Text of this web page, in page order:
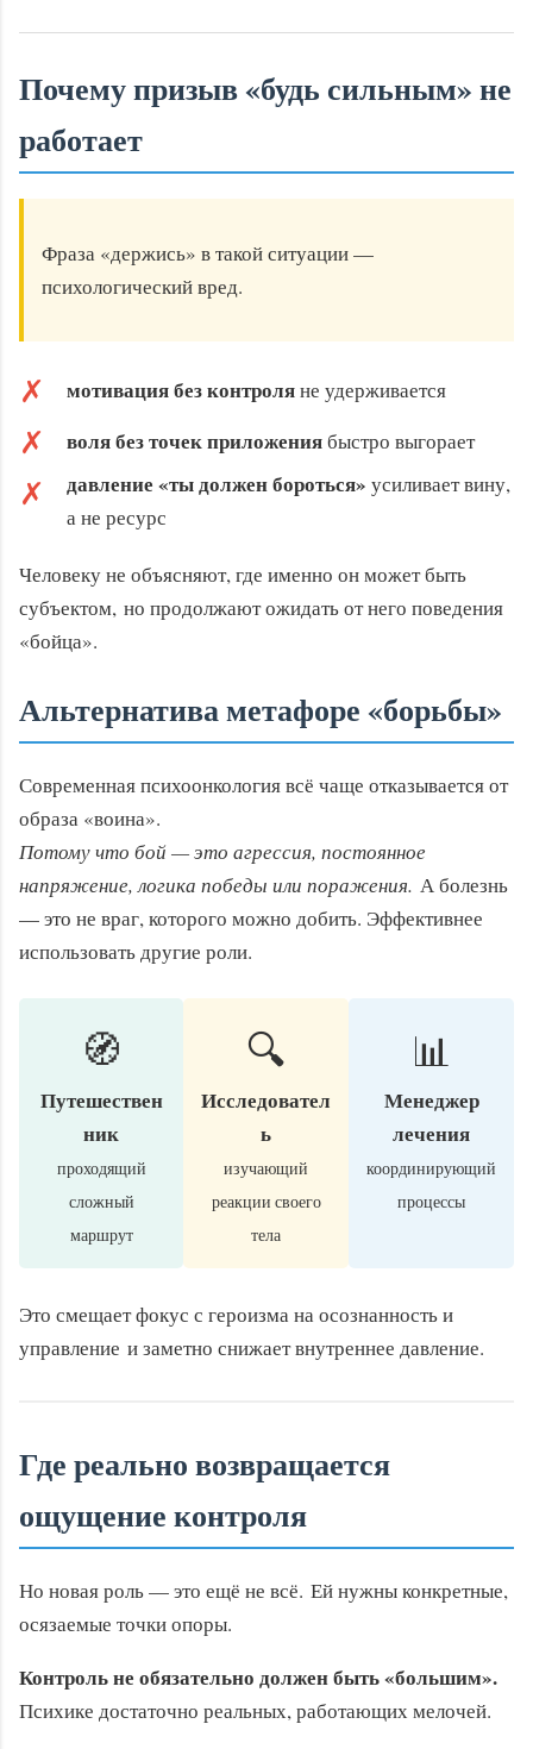
Почему призыв «будь сильным» не
работает
Фраза «держись» в такой ситуации —
психологический вред.
✗ мотивация без контроляне удерживается
✗ воля без точек приложениябыстро выгорает
✗ давление «ты должен бороться» усиливает вину,
а не ресурс
Человеку не объясняют, где именно он может быть
субъектом, но продолжают ожидать от него поведения
«бойца».
Альтернатива метафоре «борьбы»
Современная психоонкология всё чаще отказывается от
образа «воина».
Потому что бой — это агрессия, постоянное
напряжение, логика победы или поражения. А болезнь
— это не враг, которого можно добить. Эффективнее
использовать другие роли.
🧭
Путешествен
ник
проходящий
сложный
маршрут
🔍
Исследовател
ь
изучающий
реакции своего
тела
📊
Менеджер
лечения
координирующий
процессы
Это смещает фокус с героизма на осознанность и
управление и заметно снижает внутреннее давление.
Где реально возвращается
ощущение контроля
Но новая роль — это ещё не всё. Ей нужны конкретные,
осязаемые точки опоры.
Контроль не обязательно должен быть «большим».
Психике достаточно реальных, работающих мелочей.